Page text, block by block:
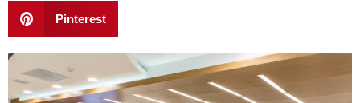
Pinterest